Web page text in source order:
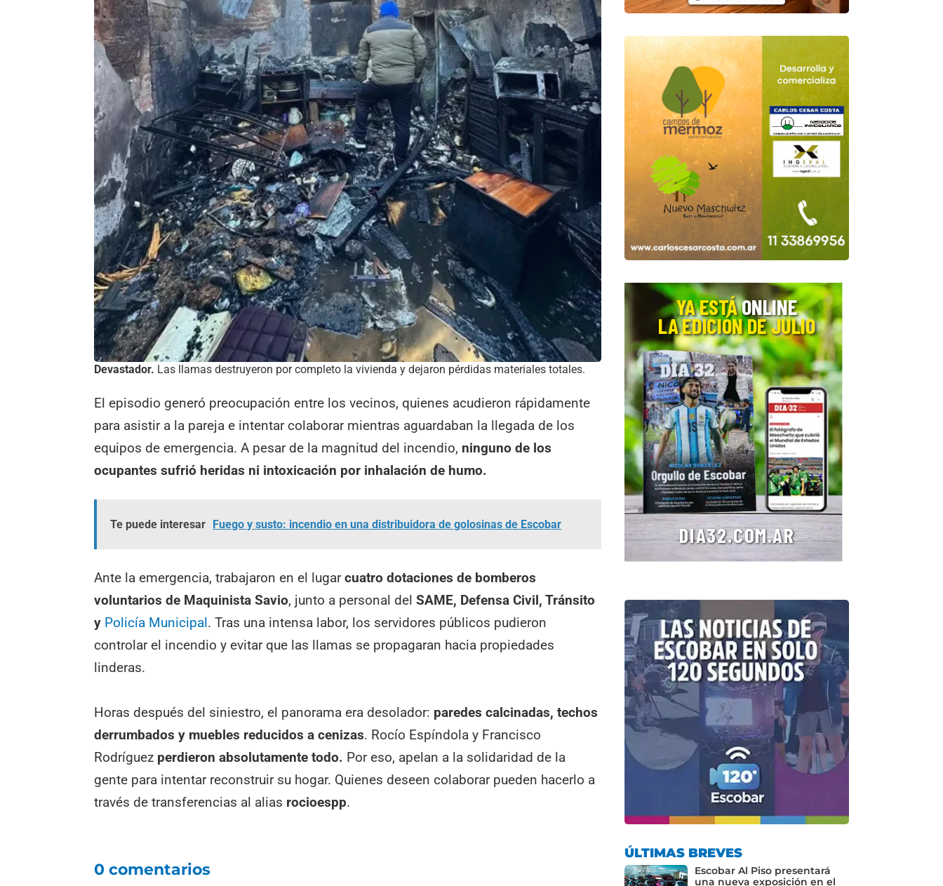
Devastador. Las llamas destruyeron por completo la vivienda y dejaron pérdidas materiales totales.
El episodio generó preocupación entre los vecinos, quienes acudieron rápidamente
para asistir a la pareja e intentar colaborar mientras aguardaban la llegada de los
equipos de emergencia. A pesar de la magnitud del incendio, ninguno de los
ocupantes sufrió heridas ni intoxicación por inhalación de humo.
Te puede interesar Fuego y susto: incendio en una distribuidora de golosinas de Escobar
Ante la emergencia, trabajaron en el lugarcuatro dotaciones de bomberos
voluntarios de Maquinista Savio, junto a personal delSAME, Defensa Civil, Tránsito
y Policía Municipal. Tras una intensa labor, los servidores públicos pudieron
controlar el incendio y evitar que las llamas se propagaran hacia propiedades
linderas.
Horas después del siniestro, el panorama era desolador: paredes calcinadas, techos
derrumbados y muebles reducidos a cenizas. Rocío Espíndola y Francisco
Rodríguez perdieron absolutamente todo. Por eso, apelan a la solidaridad de la
gente para intentar reconstruir su hogar. Quienes deseen colaborar pueden hacerlo a
través de transferencias al alias rocioespp.
0 comentarios
ÚLTIMAS BREVES
Escobar Al Piso presentará
una nueva exposición en el